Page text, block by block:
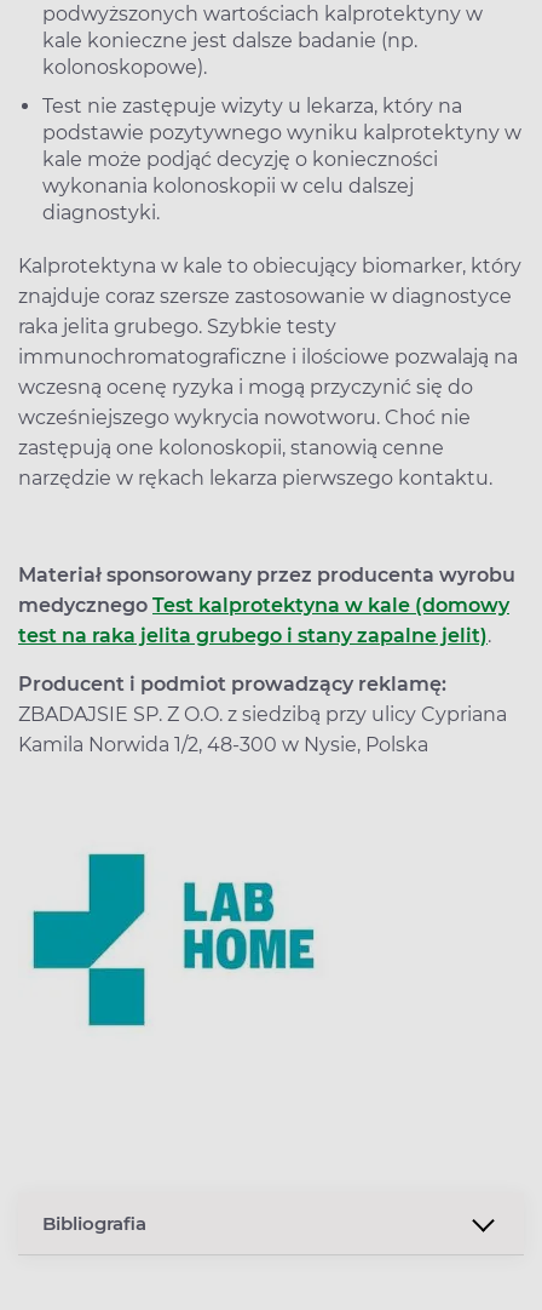
podwyższonych wartościach kalprotektyny w
kale konieczne jest dalsze badanie (np.
kolonoskopowe).
Test nie zastępuje wizyty u lekarza, który na
podstawie pozytywnego wyniku kalprotektyny w
kale może podjąć decyzję o konieczności
wykonania kolonoskopii w celu dalszej
diagnostyki.
Kalprotektyna w kale to obiecujący biomarker, który
znajduje coraz szersze zastosowanie w diagnostyce
raka jelita grubego. Szybkie testy
immunochromatograficzne i ilościowe pozwalają na
wczesną ocenę ryzyka i mogą przyczynić się do
wcześniejszego wykrycia nowotworu. Choć nie
zastępują one kolonoskopii, stanowią cenne
narzędzie w rękach lekarza pierwszego kontaktu.
Materiał sponsorowany przez producenta wyrobu
medycznego Test kalprotektyna w kale (domowy
test na raka jelita grubego i stany zapalne jelit).
Producent i podmiot prowadzący reklamę:
ZBADAJSIE SP. Z O.O. z siedzibą przy ulicy Cypriana
Kamila Norwida 1/2, 48-300 w Nysie, Polska
Bibliografia